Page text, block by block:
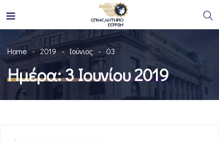
Home 2019 Ιούνιος 03
Ημέρα:3 Ιουνίου 2019